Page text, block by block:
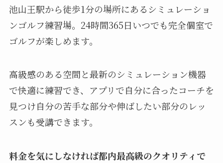
池山王駅から徒歩1分の場所にあるシミュレーショ
ンゴルフ練習場。24時間365日いつでも完全個室で
ゴルフが楽しめます。
高級感のある空間と最新のシミュレーション機器
で快適に練習でき、アプリで自分に合ったコーチを
見つけ自分の苦手な部分や伸ばしたい部分のレッ
スンも受講できます。
料金を気にしなければ都内最高級のクオリティで